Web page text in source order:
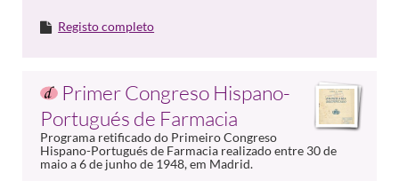
Registo completo
Primer Congreso Hispano-
Portugués de Farmacia
Programa retificado do Primeiro Congreso
Hispano-Portugués de Farmacia realizado entre 30 de
maio a 6 de junho de 1948, em Madrid.